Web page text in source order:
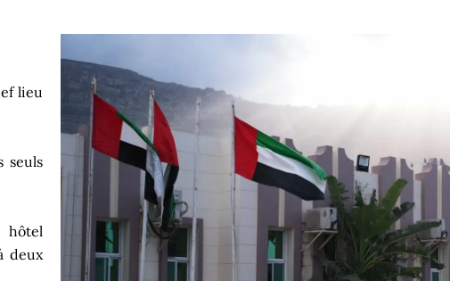
lieu
seuls
hôtel
deux